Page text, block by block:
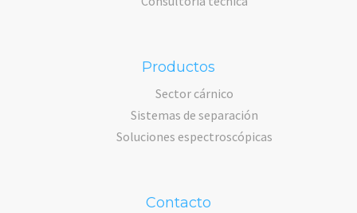
Productos
Sector cárnico
Sistemas de separación
Soluciones espectroscópicas
Contacto